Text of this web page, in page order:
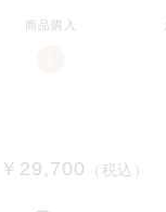
商品購入
￥29,700 （税込）